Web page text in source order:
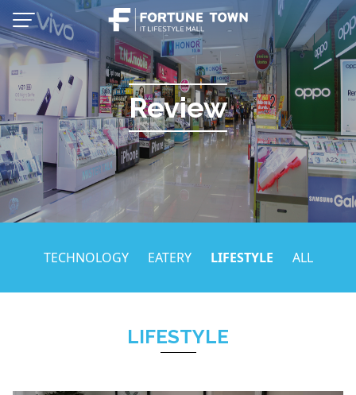
Skip
to
content
Review
TECHNOLOGY EATERY LIFESTYLE ALL
LIFESTYLE